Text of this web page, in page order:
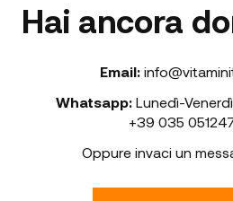
Hai ancora
Email:
Whatsapp: Lunedì-Venerdì
+39 035
Oppure invaci un